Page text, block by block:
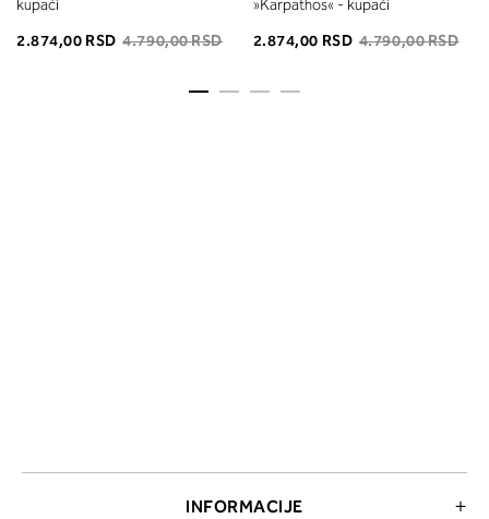
kupaći
2.874,00 RSD 4.790,00 RSD
»Karpathos« - kupaći
2.874,00 RSD 4.790,00 RSD
INFORMACIJE